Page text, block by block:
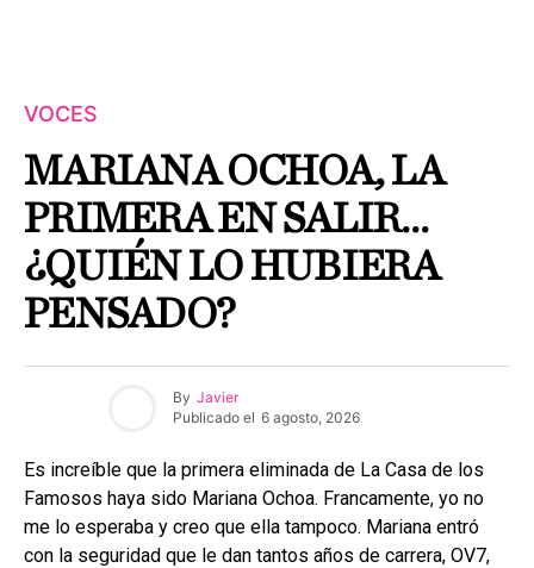
VOCES
MARIANA OCHOA, LA
PRIMERA EN SALIR…
¿QUIÉN LO HUBIERA
PENSADO?
By Javier
Publicado el 6 agosto, 2026
Es increíble que la primera eliminada de La Casa de los
Famosos haya sido Mariana Ochoa. Francamente, yo no
me lo esperaba y creo que ella tampoco. Mariana entró
con la seguridad que le dan tantos años de carrera, OV7,